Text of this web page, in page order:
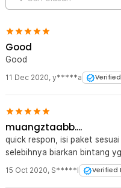
1 x Baterai CR2032
Good
Good
11 Dec 2020, y*****a
muangztaabb....
quick respon, isi paket
selebihnya biarkan bintang
15 Oct 2020, S*****I Verified